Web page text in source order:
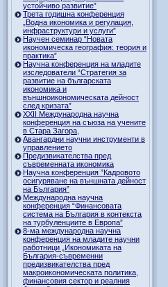
устойчиво развитие”
Трета годишна конференция
„Водна икономика и регулация,
инфраструктури и услуги”
Научен семинар “Новата
икономическа география: теория и
практика”
Научна конференция на младите
изследователи “Стратегия за
развитие на българската
икономика и
външноикономическата дейност
след кризата”
ХХII Международна научна
конференция на съюза на учените
в Стара Загора,
Авангардни научни инструменти в
управлението
Предизвикателства пред
съвременната икономика
Научна конференция ”Кадровото
осигуряване на външната дейност
на България”
Международна научна
конференция “Финансовата
система на България в контекста
на турбуленциите в Европа”
8-ма международна научна
конференция на младите научни
работници „Икономиката на
България-съвременни
предизвикателства пред
макроикономическата политика,
финансовия сектор и реалния